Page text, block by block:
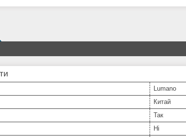
Lumano
Китай
Так
Ні